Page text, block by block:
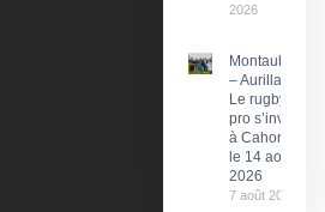
2026
Montauban
– Aurillac :
Le rugby
pro s’invite
à Cahors
le 14 août
2026
7 août 2026